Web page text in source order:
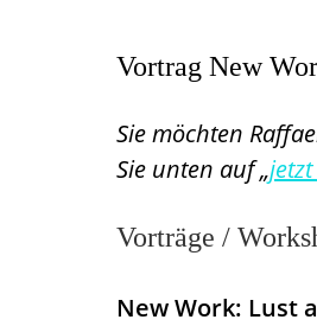
Vortrag New
Sie möchten
Sie unten auf „
Vorträge /
New Work: Lust